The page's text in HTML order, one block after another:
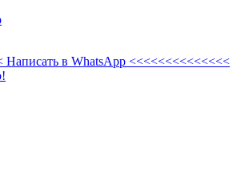
Написать в WhatsApp <<<<<<<<<<<<<<